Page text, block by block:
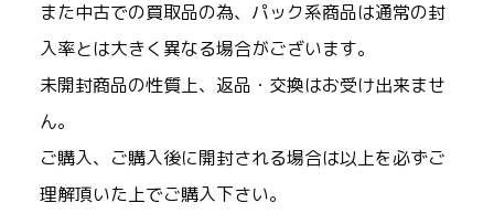
また中古での買取品の為、パック系商品は通常の封
入率とは大きく異なる場合がございます。
未開封商品の性質上、返品・交換はお受け出来ませ
ん。
ご購入、ご購入後に開封される場合は以上を必ずご
理解頂いた上でご購入下さい。